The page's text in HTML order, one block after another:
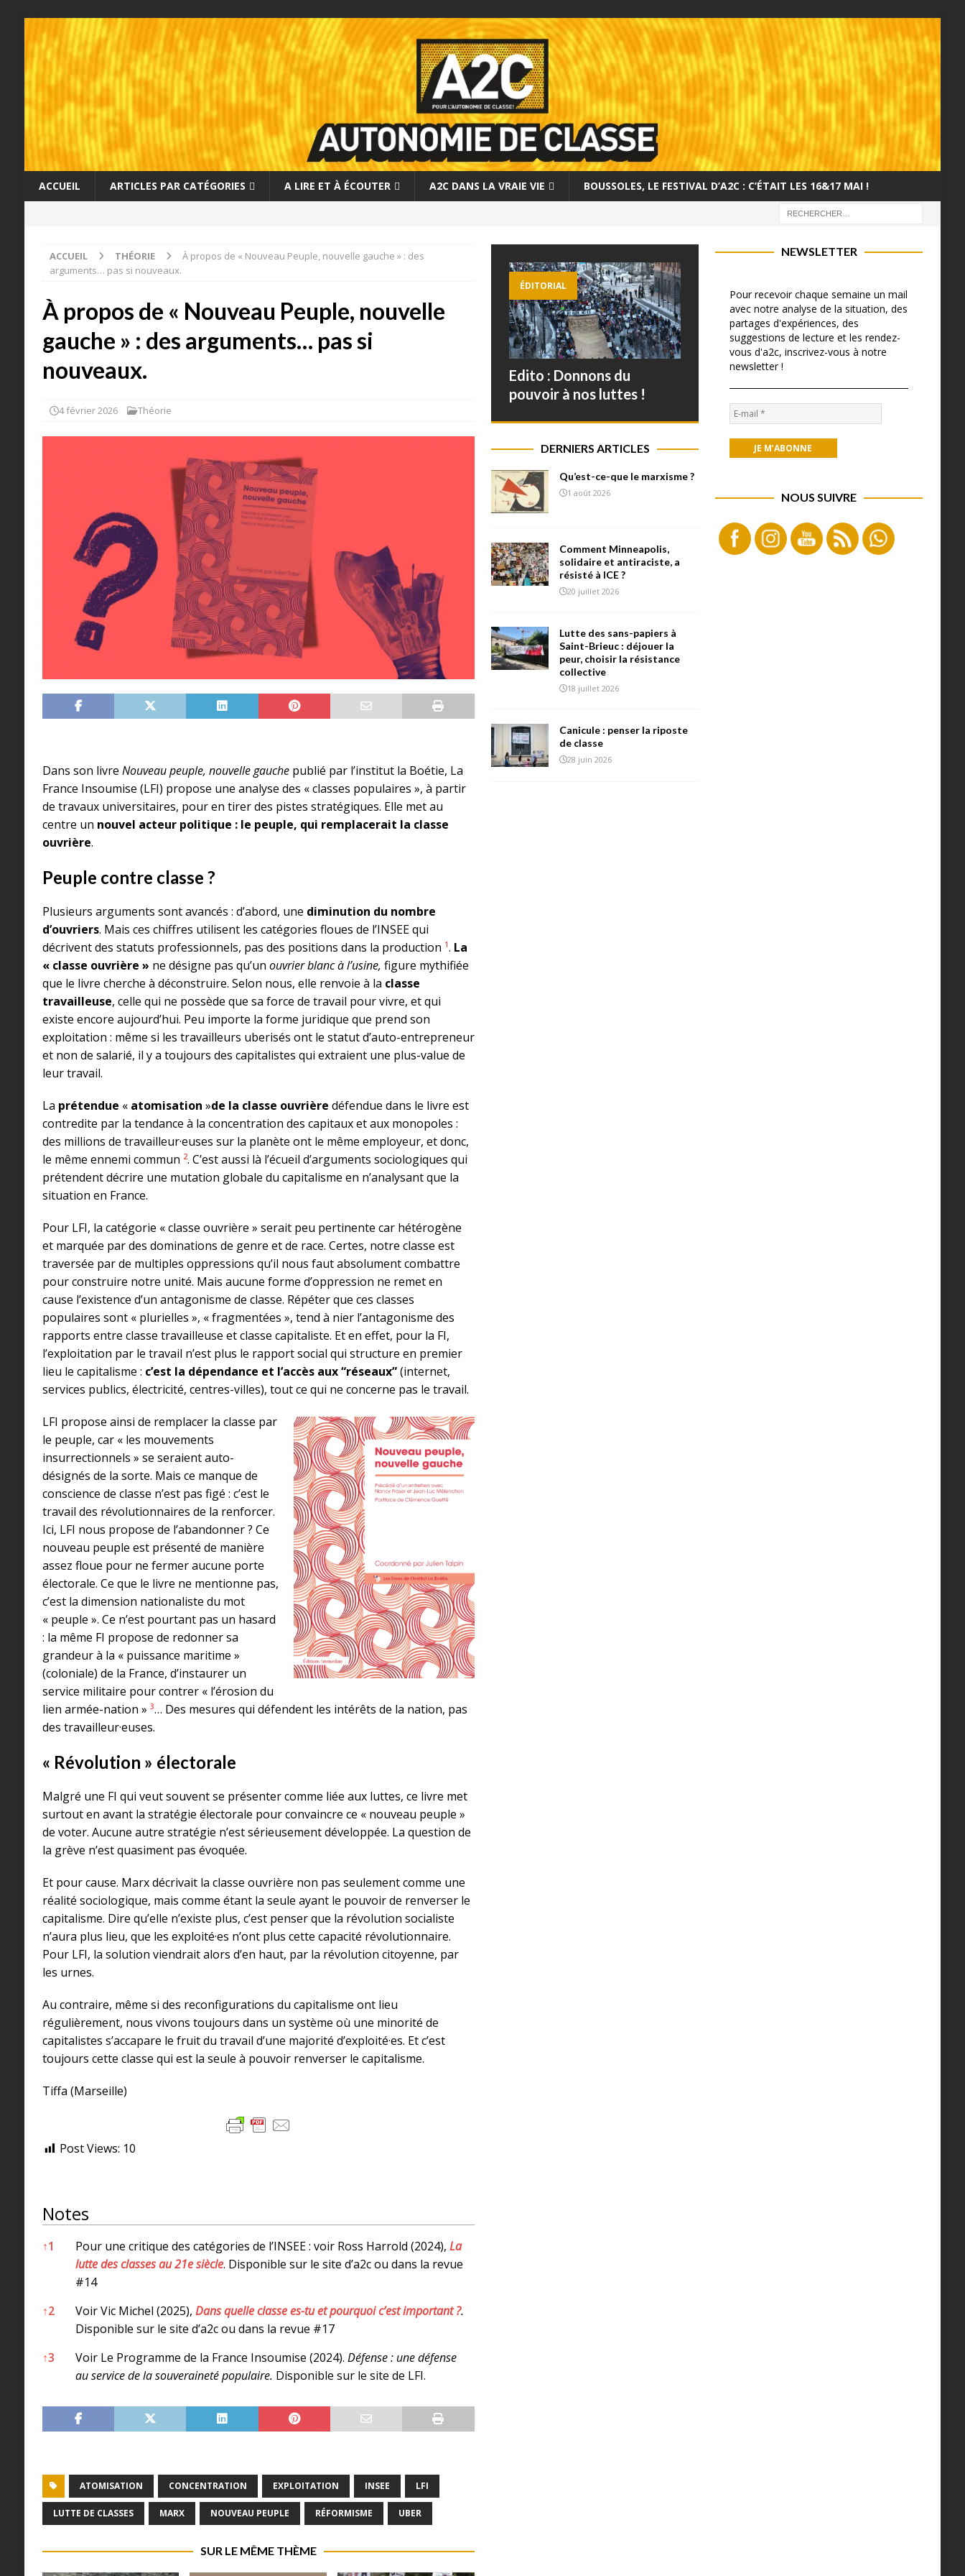
ACCUEIL ARTICLES PAR CATÉGORIES A LIRE ET À ÉCOUTER A2C DANS LA VRAIE VIE BOUSSOLES, LE FESTIVAL D’A2C : C’ÉTAIT LES 16&17 MAI !
ACCUEIL THÉORIE
À propos de « Nouveau Peuple, nouvelle gauche » : des
arguments… pas si nouveaux.
À propos de « Nouveau Peuple, nouvelle
gauche » : des arguments… pas si
nouveaux.
4 février 2026 Théorie
Dans son livre Nouveau peuple, nouvelle gauchepublié par l’institut la Boétie, La
France Insoumise (LFI) propose une analyse des « classes populaires », à partir
de travaux universitaires, pour en tirer des pistes stratégiques. Elle met au
centre un nouvel acteur politique : le peuple, qui remplacerait la classe
ouvrière.
Peuple contre classe ?
Plusieurs arguments sont avancés : d’abord, une diminution du nombre
d’ouvriers. Mais ces chiffres utilisent les catégories floues de l’INSEE qui
décrivent des statuts professionnels, pas des positions dans la production 1. La
« classe ouvrière » ne désigne pas qu’un ouvrier blanc à l’usine, figure mythifiée
que le livre cherche à déconstruire. Selon nous, elle renvoie à la classe
travailleuse, celle qui ne possède que sa force de travail pour vivre, et qui
existe encore aujourd’hui. Peu importe la forme juridique que prend son
exploitation : même si les travailleurs uberisés ont le statut d’auto-entrepreneur
et non de salarié, il y a toujours des capitalistes qui extraient une plus-value de
leur travail.
La prétendue « atomisation »de la classe ouvrière défendue dans le livre est
contredite par la tendance à la concentration des capitaux et aux monopoles :
des millions de travailleur·euses sur la planète ont le même employeur, et donc,
le même ennemi commun 2. C’est aussi là l’écueil d’arguments sociologiques qui
prétendent décrire une mutation globale du capitalisme en n’analysant que la
situation en France.
Pour LFI, la catégorie « classe ouvrière » serait peu pertinente car hétérogène
et marquée par des dominations de genre et de race. Certes, notre classe est
traversée par de multiples oppressions qu’il nous faut absolument combattre
pour construire notre unité. Mais aucune forme d’oppression ne remet en
cause l’existence d’un antagonisme de classe. Répéter que ces classes
populaires sont « plurielles », « fragmentées », tend à nier l’antagonisme des
rapports entre classe travailleuse et classe capitaliste. Et en effet, pour la FI,
l’exploitation par le travail n’est plus le rapport social qui structure en premier
lieu le capitalisme : c’est la dépendance et l’accès aux “réseaux”(internet,
services publics, électricité, centres-villes), tout ce qui ne concerne pas le travail.
LFI propose ainsi de remplacer la classe par
le peuple, car « les mouvements
insurrectionnels » se seraient auto-
désignés de la sorte. Mais ce manque de
conscience de classe n’est pas figé : c’est le
travail des révolutionnaires de la renforcer.
Ici, LFI nous propose de l’abandonner ? Ce
nouveau peuple est présenté de manière
assez floue pour ne fermer aucune porte
électorale. Ce que le livre ne mentionne pas,
c’est la dimension nationaliste du mot
« peuple ». Ce n’est pourtant pas un hasard
: la même FI propose de redonner sa
grandeur à la « puissance maritime »
(coloniale) de la France, d’instaurer un
service militaire pour contrer « l’érosion du
lien armée-nation » 3… Des mesures qui défendent les intérêts de la nation, pas
des travailleur·euses.
« Révolution » électorale
Malgré une FI qui veut souvent se présenter comme liée aux luttes, ce livre met
surtout en avant la stratégie électorale pour convaincre ce « nouveau peuple »
de voter. Aucune autre stratégie n’est sérieusement développée. La question de
la grève n’est quasiment pas évoquée.
Et pour cause. Marx décrivait la classe ouvrière non pas seulement comme une
réalité sociologique, mais comme étant la seule ayant le pouvoir de renverser le
capitalisme. Dire qu’elle n’existe plus, c’est penser que la révolution socialiste
n’aura plus lieu, que les exploité·es n’ont plus cette capacité révolutionnaire.
Pour LFI, la solution viendrait alors d’en haut, par la révolution citoyenne, par
les urnes.
Au contraire, même si des reconfigurations du capitalisme ont lieu
régulièrement, nous vivons toujours dans un système où une minorité de
capitalistes s’accapare le fruit du travail d’une majorité d’exploité·es. Et c’est
toujours cette classe qui est la seule à pouvoir renverser le capitalisme.
Tiffa (Marseille)
Post Views: 10
Notes
Notes
↑1 Pour une critique des catégories de l’INSEE : voir Ross Harrold (2024), La
lutte des classes au 21e siècle. Disponible sur le site d’a2c ou dans la revue
#14
↑2 Voir Vic Michel (2025), Dans quelle classe es-tu et pourquoi c’est important ?.
Disponible sur le site d’a2c ou dans la revue #17
↑3 Voir Le Programme de la France Insoumise (2024). Défense : une défense
au service de la souveraineté populaire. Disponible sur le site de LFI.
ATOMISATION CONCENTRATION EXPLOITATION INSEE LFI
LUTTE DE CLASSES MARX NOUVEAU PEUPLE RÉFORMISME UBER
SUR LE MÊME THÈME
ÉDITORIAL
Edito : Donnons du
pouvoir à nos luttes !
DERNIERS ARTICLES
Qu’est-ce-que le marxisme ?
1 août 2026
Comment Minneapolis,
solidaire et antiraciste, a
résisté à ICE ?
20 juillet 2026
Lutte des sans-papiers à
Saint-Brieuc : déjouer la
peur, choisir la résistance
collective
18 juillet 2026
Canicule : penser la riposte
de classe
28 juin 2026
NEWSLETTER
Pour recevoir chaque semaine un mail
avec notre analyse de la situation, des
partages d'expériences, des
suggestions de lecture et les rendez-
vous d'a2c, inscrivez-vous à notre
newsletter !
NOUS SUIVRE